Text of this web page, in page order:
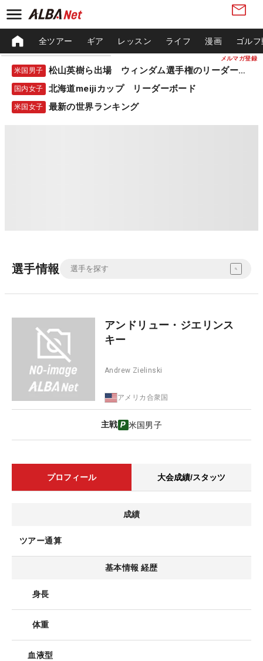
メルマガ登録
全ツアー ギア レッスン ライフ 漫画 ゴル
米国男子 松山英樹ら出場 ウィンダム選手権のリーダーボード
国内女子 北海道meijiカップ リーダーボード
米国女子 最新の世界ランキング
選手情報
アンドリュー・ジエリンス
キー
Andrew Zielinski
アメリカ合衆国
主戦 米国男子
プロフィール 大会成績/スタッツ
成績
ツアー通算
基本情報 経歴
身長
体重
血液型